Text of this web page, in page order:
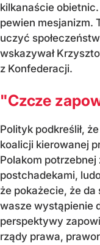
kilkanaście
pewien mesjanizm.
uczyć
wskazywał
z Konfederacji.
"Czcze
Polityk podkreślił,
koalicji kierowanej
Polakom
postchadekami,
że pokażecie, że
wasze wystąpienie
perspektywy
rządy prawa,